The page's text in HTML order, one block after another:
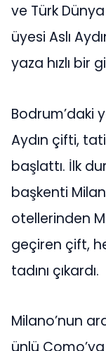
ve Türk
üyesi Aslı
yaza hızlı bir
Bodrum’daki
Aydın çifti,
başlattı. İlk
başkenti
otellerinden
geçiren çift,
tadını çıkardı.
Milano’nun
ünlü